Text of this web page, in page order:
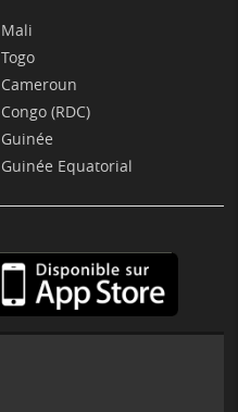
Mali
Togo
Cameroun
Congo (RDC)
Guinée
Guinée Equatorial